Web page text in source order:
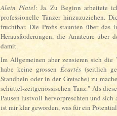
Alain Platel: Ja. Zu Beginn arbeitete
professionelle Tänzer hinzuzuziehen.
fruchtbar. Die Profis staunten über
Herausforderungen, die Amateure über
damit.
Im Allgemeinen aber zensieren sich die
habe keine grossen Écartés (seitlich
Standbein oder in der Gretsche) zu
schüttel-zeitgenössischen Tanz." Als
Pausen lustvoll hervorpreschten und sich
ist mir klar geworden, was für ein